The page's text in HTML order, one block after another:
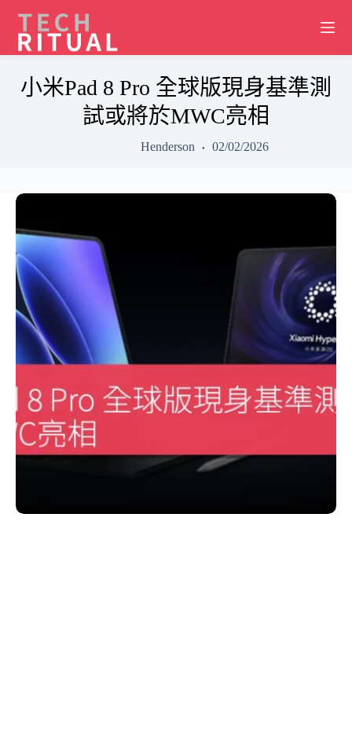
content
小米Pad 8 Pro 全球版現身基準測
試或將於MWC亮相
Henderson 02/02/2026